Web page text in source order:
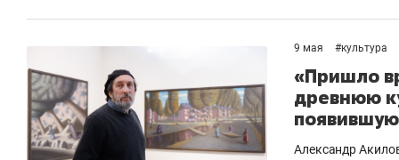
9 мая #культура
«Пришло
древнюю
Александр